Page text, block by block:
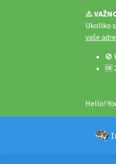
⚠️
Ukoliko
vaše
🚫
🆗
Hello!